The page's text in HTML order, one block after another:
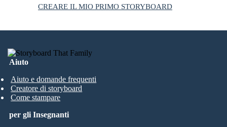
CREARE IL MIO PRIMO STORYBOARD
Aiuto
Aiuto e domande frequenti
Creatore di storyboard
Come stampare
per gli Insegnanti